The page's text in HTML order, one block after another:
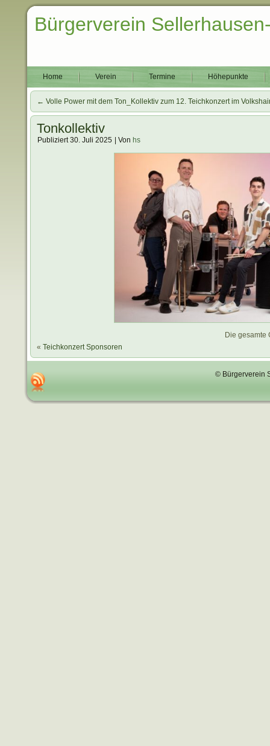
Bürgerverein
Home Verein Termine Höhepunkte
← Volle Power mit dem Ton_Kollektiv zum 12. Teichkonzert im
Tonkollektiv
Publiziert 30. Juli 2025 Von hs
Die gesamte
« Teichkonzert Sponsoren
© Bürgerverein